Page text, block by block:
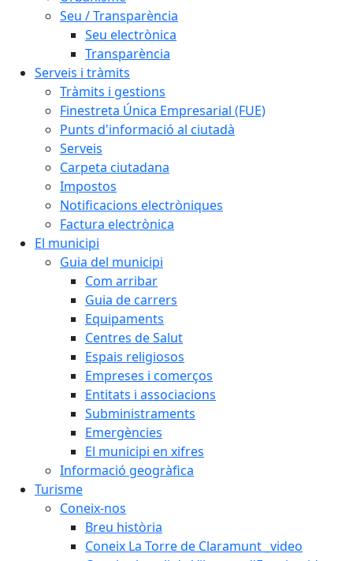
Seu / Transparència
Seu electrònica
Transparència
Serveis i tràmits
Tràmits i gestions
Finestreta Única Empresarial (FUE)
Punts d'informació al ciutadà
Serveis
Carpeta ciutadana
Impostos
Notificacions electròniques
Factura electrònica
El municipi
Guia del municipi
Com arribar
Guia de carrers
Equipaments
Centres de Salut
Espais religiosos
Empreses i comerços
Entitats i associacions
Subministraments
Emergències
El municipi en xifres
Informació geogràfica
Turisme
Coneix-nos
Breu història
Coneix La Torre de Claramunt _video